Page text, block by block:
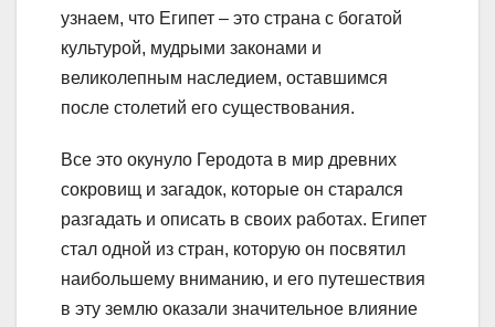
узнаем, что Египет – это страна с богатой
культурой, мудрыми законами и
великолепным наследием, оставшимся
после столетий его существования.
Все это окунуло Геродота в мир древних
сокровищ и загадок, которые он старался
разгадать и описать в своих работах. Египет
стал одной из стран, которую он посвятил
наибольшему вниманию, и его путешествия
в эту землю оказали значительное влияние